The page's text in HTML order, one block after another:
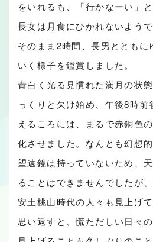
をいれるも、「行かなーい」と
長女は月食にひかれないようで
そのまま2時間、長男とともに
いく様子を鑑賞しました。
青白く光る見慣れた満月の状
っくりと欠け始め、午後8時前
えるころには、まるで赤銅色
化させました。なんとも幻想的
望遠鏡は持っていないため、
ることはできませんでしたが
安土桃山時代の人々も見上げ
思い返すと、慌ただしい日々